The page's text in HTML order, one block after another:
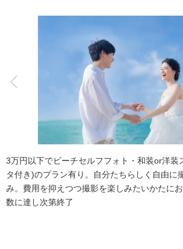
子供用の衣装
3万円以下でビーチセルフフォト・和装or洋装
タ付き)のプラン有り。自分たちらしく自由に
み。費用を抑えつつ撮影を楽しみたいかたに
数に達し次第終了